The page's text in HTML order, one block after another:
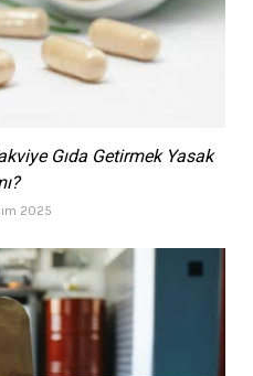
Gıda Getirmek Yasak
2025